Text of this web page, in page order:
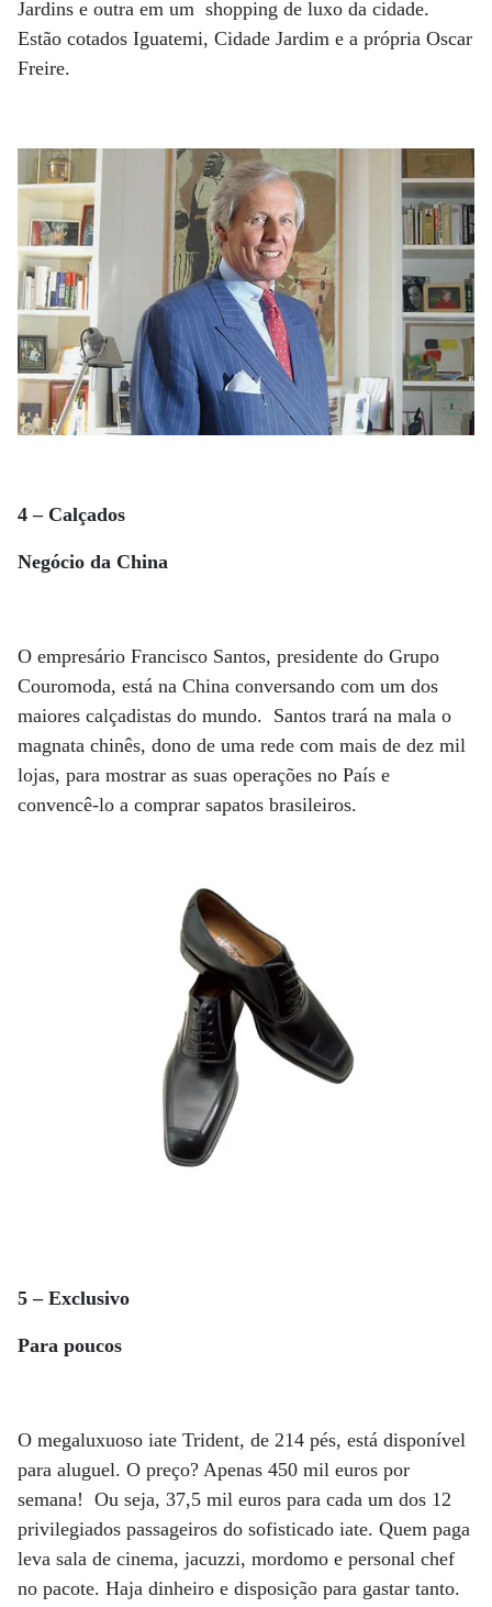
Jardins e outra em um shopping de luxo da cidade.
Estão cotados Iguatemi, Cidade Jardim e a própria Oscar
Freire.
4 – Calçados
Negócio da China
O empresário Francisco Santos, presidente do Grupo
Couromoda, está na China conversando com um dos
maiores calçadistas do mundo. Santos trará na mala o
magnata chinês, dono de uma rede com mais de dez mil
lojas, para mostrar as suas operações no País e
convencê-lo a comprar sapatos brasileiros.
5 – Exclusivo
Para poucos
O megaluxuoso iate Trident, de 214 pés, está disponível
para aluguel. O preço? Apenas 450 mil euros por
semana! Ou seja, 37,5 mil euros para cada um dos 12
privilegiados passageiros do sofisticado iate. Quem paga
leva sala de cinema, jacuzzi, mordomo e personal chef
no pacote. Haja dinheiro e disposição para gastar tanto.